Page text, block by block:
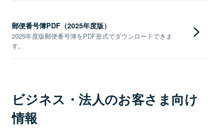
郵便番号簿PDF（2025年度版）
2025年度版郵便番号簿をPDF形式でダウンロードできま
す。
ビジネス・法人のお客さま向け
情報